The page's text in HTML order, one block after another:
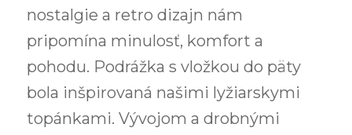
nostalgie a retro dizajn nám
pripomína minulosť, komfort a
pohodu. Podrážka s vložkou do päty
bola inšpirovaná našimi lyžiarskymi
topánkami. Vývojom a drobnými